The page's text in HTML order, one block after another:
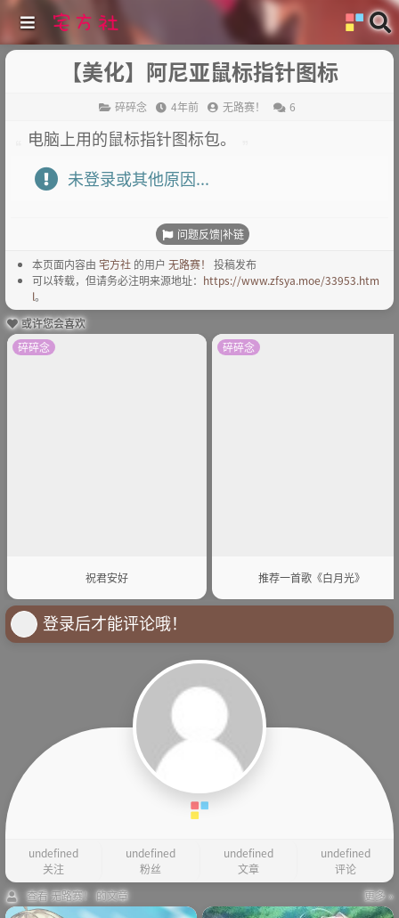
【美化】阿尼亚鼠标指针图标
碎碎念 4年前 无路赛！ 6
电脑上用的鼠标指针图标包。
未登录或其他原因...
问题反馈|补链
本页面内容由 宅方社 的用户 无路赛！
投稿发布
可以转载，但请务必注明来源地址： https://www.zfsya.moe/33953.htm
l。
或许您会喜欢
祝君安好
碎碎念
推荐一首歌《白月光》
碎碎念
登录后才能评论哦！
undefined
关注
undefined
粉丝
undefined
文章
undefined
评论
查看 无路赛！ 的文章
更多 »